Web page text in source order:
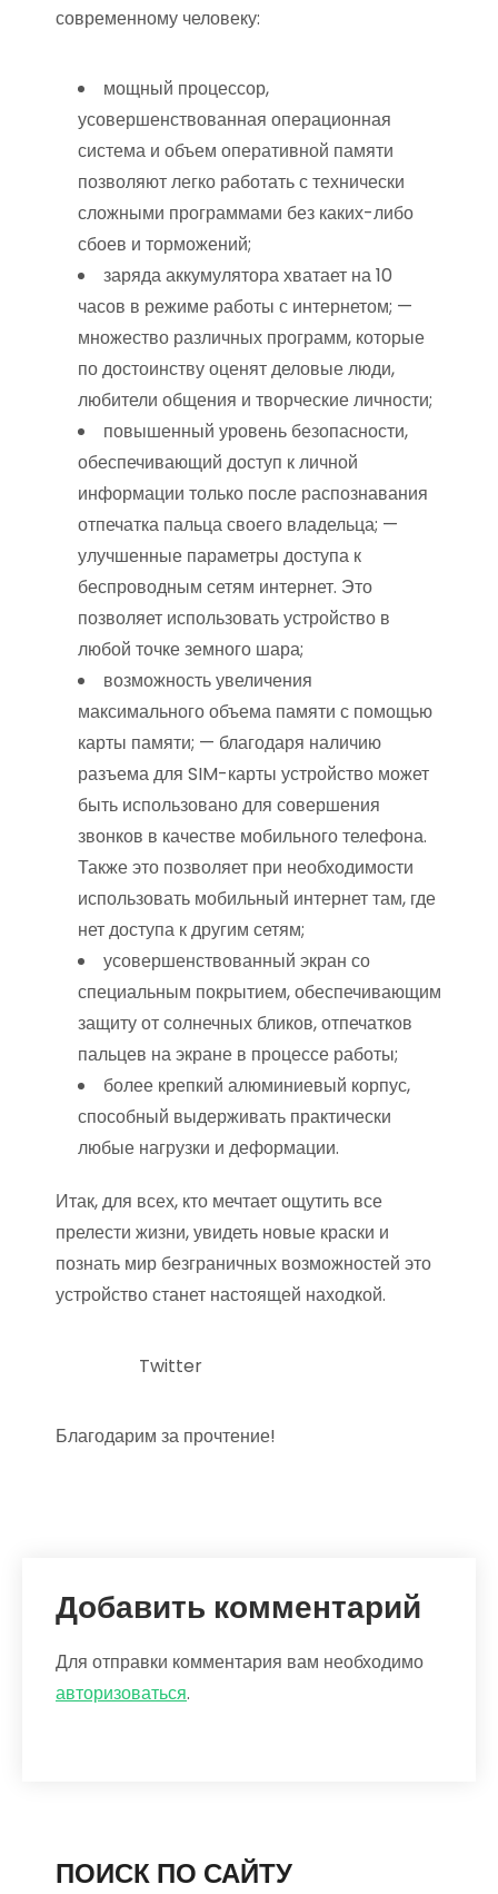
современному человеку:
мощный процессор,
усовершенствованная операционная
система и объем оперативной памяти
позволяют легко работать с технически
сложными программами без каких-либо
сбоев и торможений;
заряда аккумулятора хватает на 10
часов в режиме работы с интернетом; —
множество различных программ, которые
по достоинству оценят деловые люди,
любители общения и творческие личности;
повышенный уровень безопасности,
обеспечивающий доступ к личной
информации только после распознавания
отпечатка пальца своего владельца; —
улучшенные параметры доступа к
беспроводным сетям интернет. Это
позволяет использовать устройство в
любой точке земного шара;
возможность увеличения
максимального объема памяти с помощью
карты памяти; — благодаря наличию
разъема для SIM-карты устройство может
быть использовано для совершения
звонков в качестве мобильного телефона.
Также это позволяет при необходимости
использовать мобильный интернет там, где
нет доступа к другим сетям;
усовершенствованный экран со
специальным покрытием, обеспечивающим
защиту от солнечных бликов, отпечатков
пальцев на экране в процессе работы;
более крепкий алюминиевый корпус,
способный выдерживать практически
любые нагрузки и деформации.
Итак, для всех, кто мечтает ощутить все
прелести жизни, увидеть новые краски и
познать мир безграничных возможностей это
устройство станет настоящей находкой.
Twitter
Благодарим за прочтение!
Добавить комментарий
Для отправки комментария вам необходимо
авторизоваться.
ПОИСК ПО САЙТУ